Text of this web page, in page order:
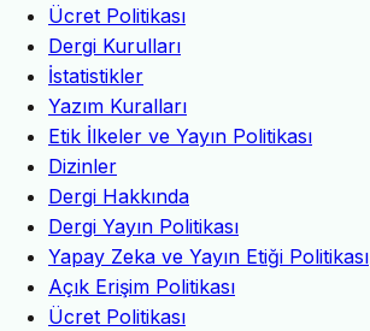
Ücret Politikası
Dergi Kurulları
İstatistikler
Yazım Kuralları
Etik İlkeler ve Yayın Politikası
Dizinler
Dergi Hakkında
Dergi Yayın Politikası
Yapay Zeka ve Yayın Etiği Politikası
Açık Erişim Politikası
Ücret Politikası